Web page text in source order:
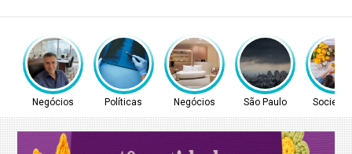
Negócios Políticas Negócios São Paulo